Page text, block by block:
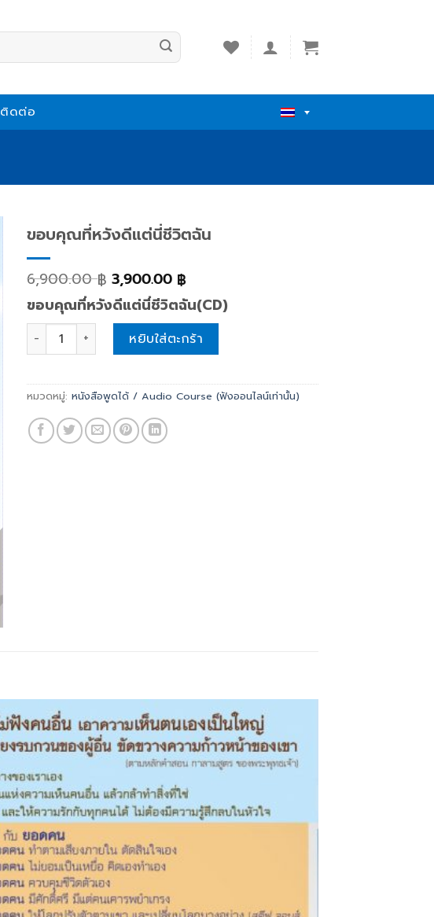
ติดต่อ
ขอบคุณที่หวังดีแต่นี่ชีวิตฉัน
6,900.00฿ 3,900.00 ฿
ขอบคุณที่หวังดีแต่นี่ชีวิตฉัน(CD)
ขอบคุณที่หวังดีแต่นี่ชีวิตฉัน quantity
หยิบใส่ตะกร้า
หมวดหมู่:หนังสือพูดได้ / Audio Course (ฟังออนไลน์เท่านั้น)